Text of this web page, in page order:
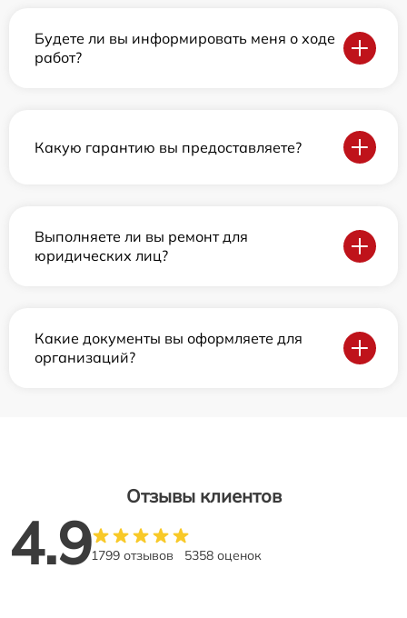
Будете ли вы информировать меня о ходе
работ?
Какую гарантию вы предоставляете?
Выполняете ли вы ремонт для
юридических лиц?
Какие документы вы оформляете для
организаций?
Отзывы клиентов
4.91799 отзывов 5358 оценок